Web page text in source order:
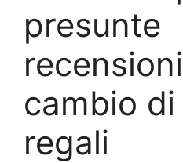
presunte
cambio
regali